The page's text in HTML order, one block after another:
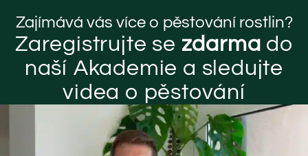
Zajímává vás více o pěstování rostlin?
Zaregistrujte se zdarma do
naší Akademie a sledujte
videa o pěstování